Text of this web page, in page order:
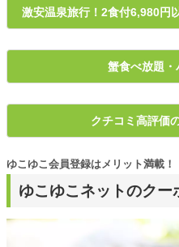
激安温泉旅行！2食付6,980円
蟹食べ放題
クチコミ高評価
ゆこゆこネットのクー
ゆこゆこ会員登録はメリット満載！